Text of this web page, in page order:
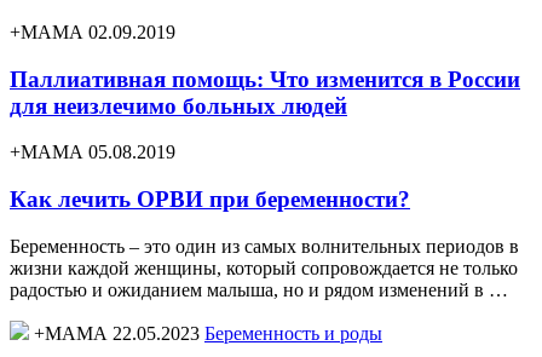
+МАМА 02.09.2019
Паллиативная помощь: Что изменится в России
для неизлечимо больных людей
+МАМА 05.08.2019
Как лечить ОРВИ при беременности?
Беременность – это один из самых волнительных периодов в
жизни каждой женщины, который сопровождается не только
радостью и ожиданием малыша, но и рядом изменений в …
+МАМА 22.05.2023 Беременность и роды